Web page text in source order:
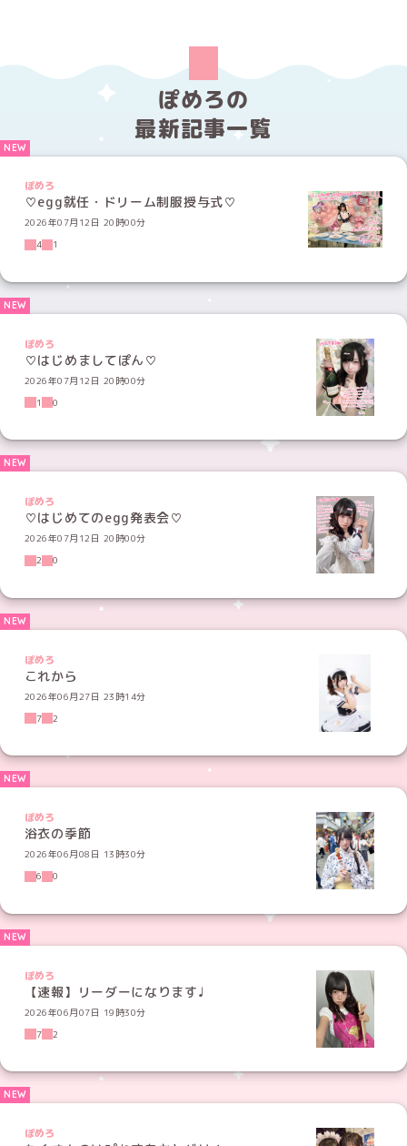
ぽめろの
最新記事一覧
ぽめろ
♡egg就任・ドリーム制服授与式♡
2026年07月12日 20時00分
4
1
ぽめろ
♡はじめましてぽん♡
2026年07月12日 20時00分
1
0
ぽめろ
♡はじめてのegg発表会♡
2026年07月12日 20時00分
2
0
ぽめろ
これから
2026年06月27日 23時14分
7
2
ぽめろ
浴衣の季節
2026年06月08日 13時30分
6
0
ぽめろ
【速報】リーダーになります♩
2026年06月07日 19時30分
7
2
ぽめろ